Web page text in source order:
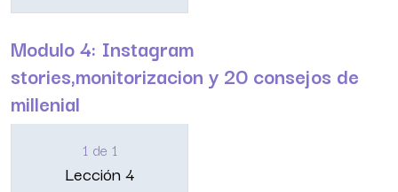
Modulo 4: Instagram
stories,monitorizacion y 20 consejos de
millenial
1 de 1
Lección 4